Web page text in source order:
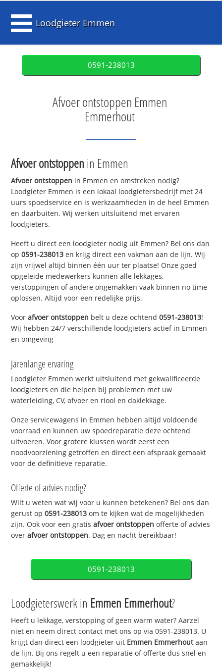
Loodgieter Emmen
0591-238013
Afvoer ontstoppen Emmen
Emmerhout
Afvoer ontstoppen in Emmen
Afvoer ontstoppen in Emmen en omstreken nodig?
Loodgieter Emmen is een lokaal loodgietersbedrijf met 24
uurs spoedservice en is werkzaamheden in de heel Emmen
en daarbuiten. Wij werken uitsluitend met ervaren
loodgieters.
Heeft u direct een loodgieter nodig uit Emmen? Bel ons dan
op0591-238013 en krijg direct een vakman aan de lijn. Wij
zijn vrijwel altijd binnen één uur ter plaatse! Onze goed
opgeleide medewerkers kunnen alle lekkages,
verstoppingen of andere ongemakken vaak binnen no time
oplossen. Altijd voor een redelijke prijs.
Voorafvoer ontstoppen belt u deze ochtend0591-238013!
Wij hebben 24/7 verschillende loodgieters actief in Emmen
en omgeving
Jarenlange ervaring
Loodgieter Emmen werkt uitsluitend met gekwalificeerde
loodgieters en die helpen bij problemen met uw
waterleiding, CV, afvoer en riool en daklekkage.
Onze servicewagens in Emmen hebben altijd voldoende
voorraad en kunnen uw spoedreparatie deze ochtend
uitvoeren. Voor grotere klussen wordt eerst een
noodvoorziening getroffen en direct een afspraak gemaakt
voor de definitieve reparatie.
Offerte of advies nodig?
Wilt u weten wat wij voor u kunnen betekenen? Bel ons dan
gerust op0591-238013 om te kijken wat de mogelijkheden
zijn. Ook voor een gratisafvoer ontstoppen offerte of advies
overafvoer ontstoppen. Dag en nacht bereikbaar!
0591-238013
Loodgieterswerk in Emmen Emmerhout?
Heeft u lekkage, verstopping of geen warm water? Aarzel
niet en neem direct contact met ons op via 0591-238013. U
krijgt dan direct een loodgieter uit Emmen Emmerhoutaan
de lijn. Bij ons regelt u een reparatie of offerte dus snel en
gemakkelijk!